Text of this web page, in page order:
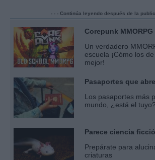
- - - Continúa leyendo después de la
Corepunk MMORPG
Un verdadero
escuela ¡Cómo los
mejor!
Pasaportes que
Los pasaportes más
mundo, ¿está el tuyo?
Parece ciencia
Prepárate para
criaturas